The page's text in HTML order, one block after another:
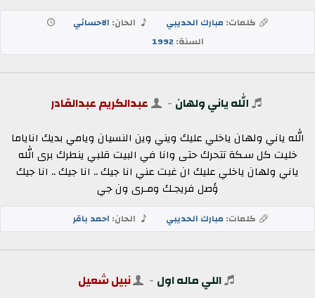
كلمات: مبارك الحديبي الحان: الاحسائي
السنة:1992
الله ياني ولهان - عبدالكريم عبدالقادر
الله ياني ولهان ياخلي عليك ويني وين النسيان ويامي بديك اناياما
خليت كل سـكة تتحرك حتى وانا في البيت قلبي ينطرك برى الله
ياني ولهان ياخلي عليك ان غبت عني انا جيك .. انا جيك .. انا جيك
ؤصل فريجـك ومـرى ون جي
كلمات: مبارك الحديبي الحان: احمد باقر
اللي ماله اول - نبيل شعيل